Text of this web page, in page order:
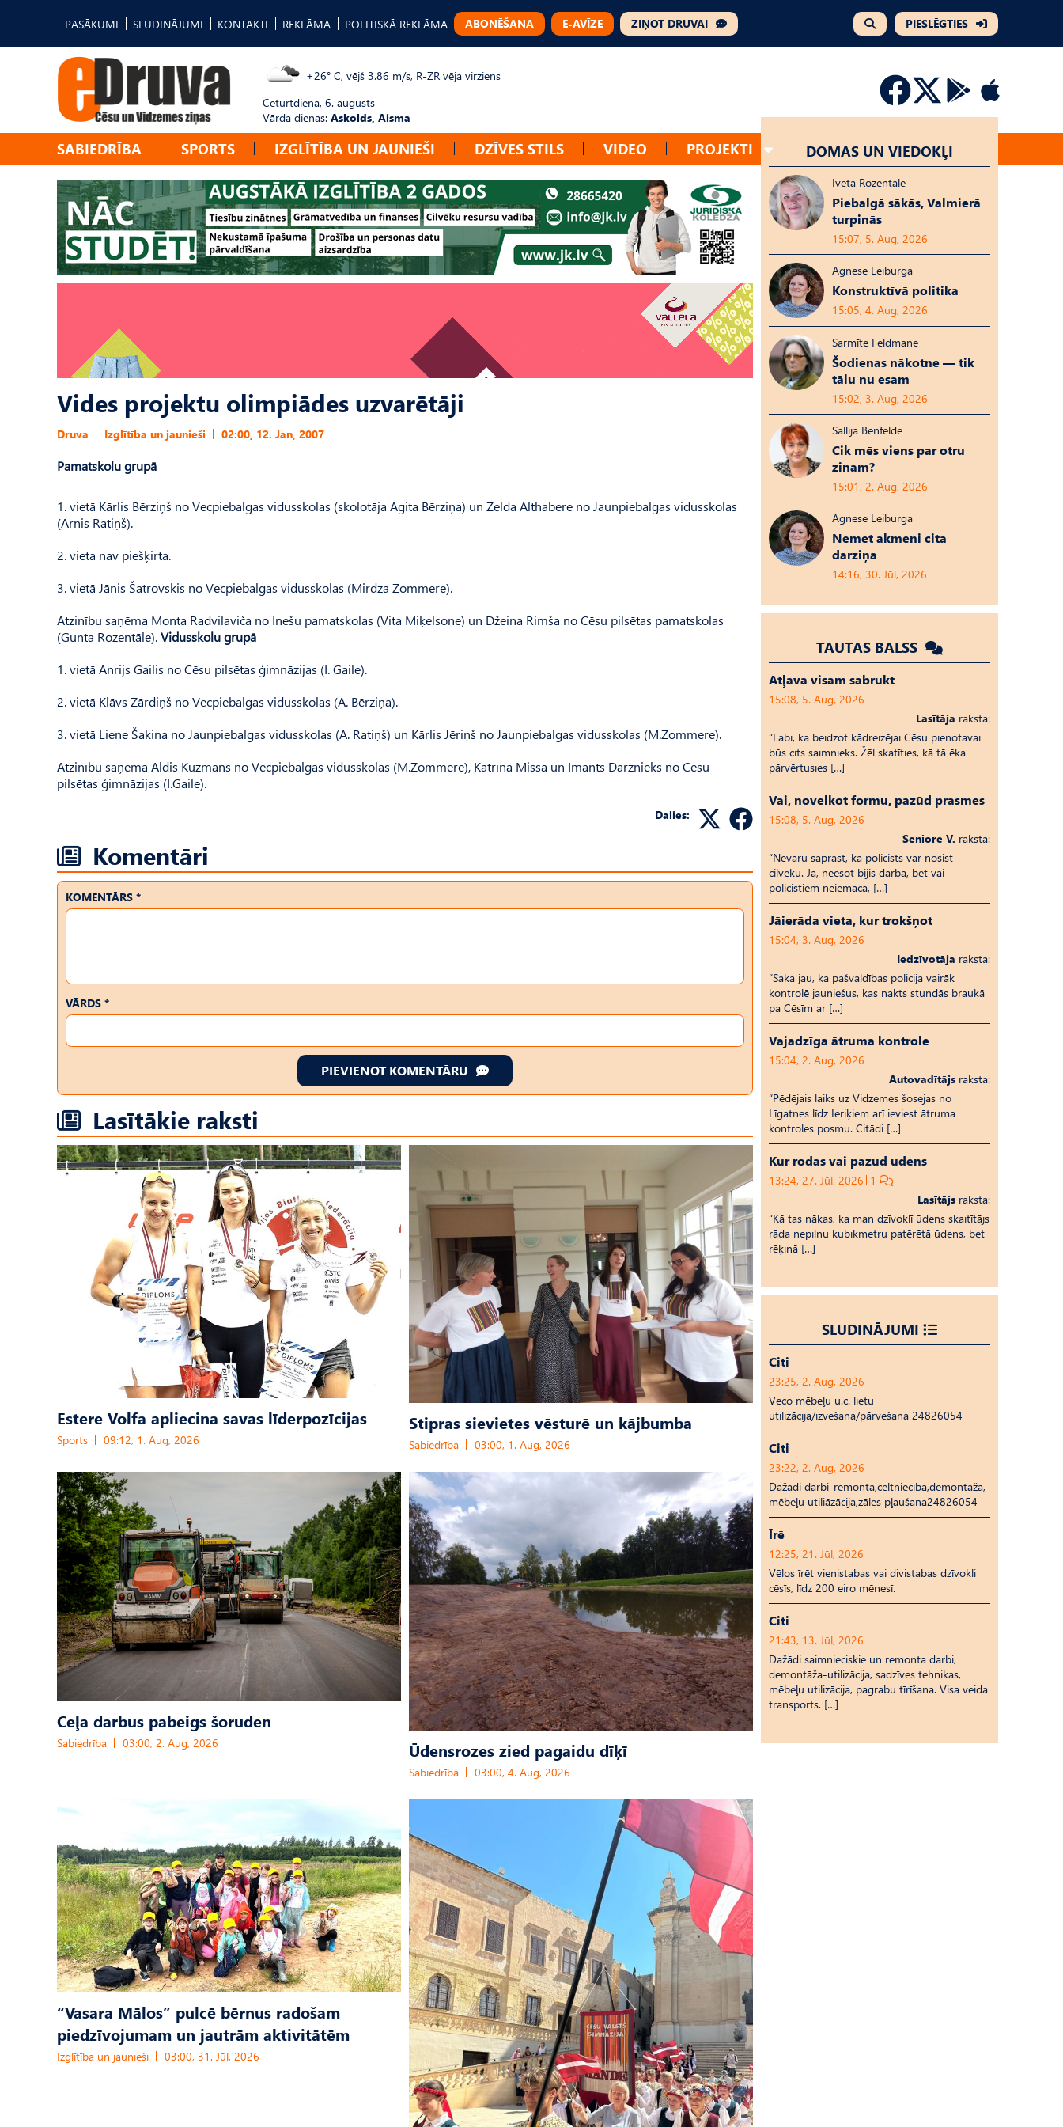
PASĀKUMI SLUDINĀJUMI KONTAKTI REKLĀMA POLITISKĀ REKLĀMA ABONĒŠANA E-AVĪZE ZIŅOT DRUVAI PIESLĒGTIES
+26° C, vējš 3.86 m/s, R-ZR vēja virziens
Ceturtdiena, 6. augusts
Vārda dienas: Askolds, Aisma
SABIEDRĪBA SPORTS IZGLĪTĪBA UN JAUNIEŠI DZĪVES STILS VIDEO PROJEKTI
Vides projektu olimpiādes uzvarētāji
Druva Izglītība un jaunieši 02:00, 12. Jan, 2007
Pamatskolu grupā
1. vietā Kārlis Bērziņš no Vecpiebalgas vidusskolas (skolotāja Agita Bērziņa) un Zelda Althabere no Jaunpiebalgas vidusskolas
(Arnis Ratiņš).
2. vieta nav piešķirta.
3. vietā Jānis Šatrovskis no Vecpiebalgas vidusskolas (Mirdza Zommere).
Atzinību saņēma Monta Radvilaviča no Inešu pamatskolas (Vita Miķelsone) un Džeina Rimša no Cēsu pilsētas pamatskolas
(Gunta Rozentāle).Vidusskolu grupā
1. vietā Anrijs Gailis no Cēsu pilsētas ģimnāzijas (I. Gaile).
2. vietā Klāvs Zārdiņš no Vecpiebalgas vidusskolas (A. Bērziņa).
3. vietā Liene Šakina no Jaunpiebalgas vidusskolas (A. Ratiņš) un Kārlis Jēriņš no Jaunpiebalgas vidusskolas (M.Zommere).
Atzinību saņēma Aldis Kuzmans no Vecpiebalgas vidusskolas (M.Zommere), Katrīna Missa un Imants Dārznieks no Cēsu
pilsētas ģimnāzijas (I.Gaile).
Dalies:
Komentāri
KOMENTĀRS *
VĀRDS *
PIEVIENOT KOMENTĀRU
Lasītākie raksti
Estere Volfa apliecina savas līderpozīcijas
Sports 09:12, 1. Aug, 2026
Stipras sievietes vēsturē un kājbumba
Sabiedrība 03:00, 1. Aug, 2026
Ceļa darbus pabeigs šoruden
Sabiedrība 03:00, 2. Aug, 2026 Ūdensrozes zied pagaidu dīķī
Sabiedrība 03:00, 4. Aug, 2026
“Vasara Mālos” pulcē bērnus radošam
piedzīvojumam un jautrām aktivitātēm
Izglītība un jaunieši 03:00, 31. Jūl, 2026
DOMAS UN VIEDOKĻI
Iveta Rozentāle
Piebalgā sākās, Valmierā
turpinās
15:07, 5. Aug, 2026
Agnese Leiburga
Konstruktīvā politika
15:05, 4. Aug, 2026
Sarmīte Feldmane
Šodienas nākotne — tik
tālu nu esam
15:02, 3. Aug, 2026
Sallija Benfelde
Cik mēs viens par otru
zinām?
15:01, 2. Aug, 2026
Agnese Leiburga
Nemet akmeni cita
dārziņā
14:16, 30. Jūl, 2026
TAUTAS BALSS
Atļāva visam sabrukt
15:08, 5. Aug, 2026
Lasītāja raksta:
“Labi, ka beidzot kādreizējai Cēsu pienotavai
būs cits saimnieks. Žēl skatīties, kā tā ēka
pārvērtusies […]
Vai, novelkot formu, pazūd prasmes
15:08, 5. Aug, 2026
Seniore V. raksta:
“Nevaru saprast, kā policists var nosist
cilvēku. Jā, neesot bijis darbā, bet vai
policistiem neiemāca, […]
Jāierāda vieta, kur trokšņot
15:04, 3. Aug, 2026
Iedzīvotāja raksta:
“Saka jau, ka pašvaldības policija vairāk
kontrolē jauniešus, kas nakts stundās braukā
pa Cēsīm ar […]
Vajadzīga ātruma kontrole
15:04, 2. Aug, 2026
Autovadītājs raksta:
“Pēdējais laiks uz Vid­ze­mes šosejas no
Līgatnes līdz Ieriķiem arī ieviest ātruma
kontroles posmu. Citādi […]
Kur rodas vai pazūd ūdens
13:24, 27. Jūl, 2026 1
Lasītājs raksta:
“Kā tas nākas, ka man dzīvoklī ūdens skaitītājs
rāda nepilnu kubikmetru patērētā ūdens, bet
rēķinā […]
SLUDINĀJUMI
Citi
23:25, 2. Aug, 2026
Veco mēbeļu u.c. lietu
utilizācija/izvešana/pārvešana 24826054
Citi
23:22, 2. Aug, 2026
Dažādi darbi-remonta,celtniecība,demontāža,
mēbeļu utiliāzācija,zāles pļaušana24826054
Īrē
12:25, 21. Jūl, 2026
Vēlos īrēt vienistabas vai divistabas dzīvokli
cēsīs, līdz 200 eiro mēnesī.
Citi
21:43, 13. Jūl, 2026
Dažādi saimnieciskie un remonta darbi,
demontāža-utilizācija, sadzīves tehnikas,
mēbeļu utilizācija, pagrabu tīrīšana. Visa veida
transports. […]